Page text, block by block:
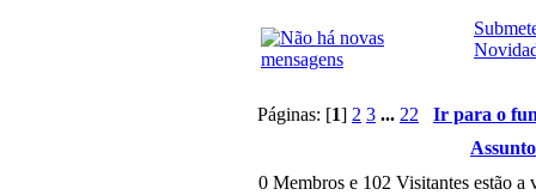
Páginas: [1] 2 3 ... 22
Ir para o
Assunto
0 Membros e 102 Visitantes estão a